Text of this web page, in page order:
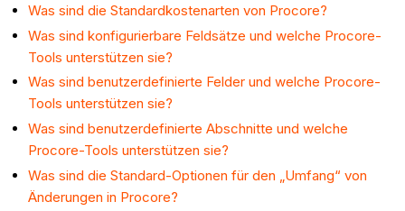
Was sind die Standardkostenarten von Procore?
Was sind konfigurierbare Feldsätze und welche Procore-
Tools unterstützen sie?
Was sind benutzerdefinierte Felder und welche Procore-
Tools unterstützen sie?
Was sind benutzerdefinierte Abschnitte und welche
Procore-Tools unterstützen sie?
Was sind die Standard-Optionen für den „Umfang“ von
Änderungen in Procore?